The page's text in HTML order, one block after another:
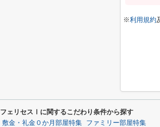
※利用規約
フェリセスⅠに関するこだわり条件から探す
敷金・礼金０か月部屋特集 ファミリー部屋特集